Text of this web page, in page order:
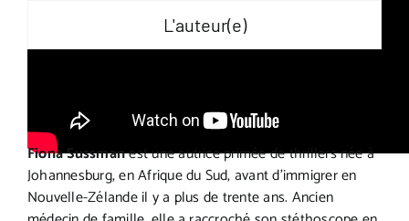
L'auteur(e)
Fiona Sussmanest une autrice primée de thrillers née à
Johannesburg, en Afrique du Sud, avant d’immigrer en
Nouvelle-Zélande il y a plus de trente ans. Ancien